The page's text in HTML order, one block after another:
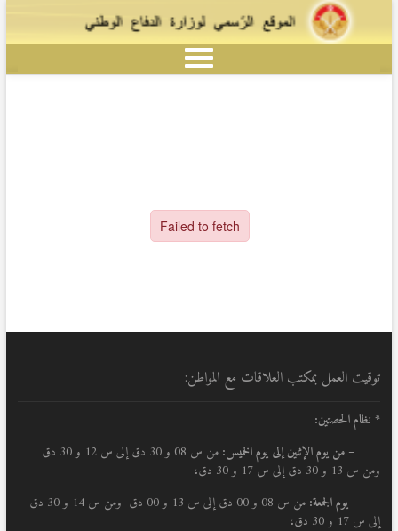
توقيت العمل بمكتب العلاقات مع المواطن:
* نظام الحصتين:
– من يوم الإثنين إلى يوم الخميس:
من س 08 و 30 دق إلى س 12 و 30 دق
ومن س 13 و 30 دق إلى س 17 و 30 دق،
– يوم الجمعة:
من س 08 و 00 دق إلى س 13 و 00 دق ومن س 14 و 30 دق
إلى س 17 و 30 دق،